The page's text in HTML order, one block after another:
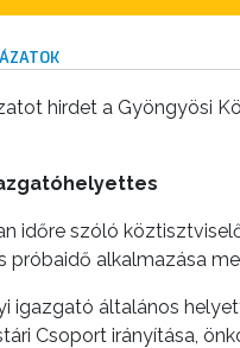
hirdet a Gyöngyösi
időre szóló
próbaidő alkalmazása
igazgató általános
Csoport irányítása,